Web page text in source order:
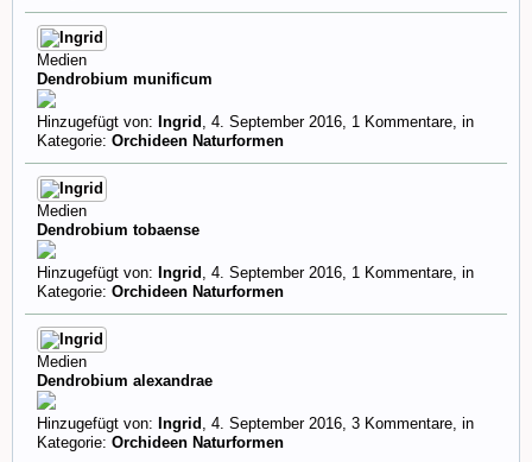
Medien
Dendrobium munificum
Hinzugefügt von: Ingrid , 4. September 2016, 1 Kommentare, in
Kategorie: Orchideen Naturformen
Medien
Dendrobium tobaense
Hinzugefügt von: Ingrid , 4. September 2016, 1 Kommentare, in
Kategorie: Orchideen Naturformen
Medien
Dendrobium alexandrae
Hinzugefügt von: Ingrid , 4. September 2016, 3 Kommentare, in
Kategorie: Orchideen Naturformen